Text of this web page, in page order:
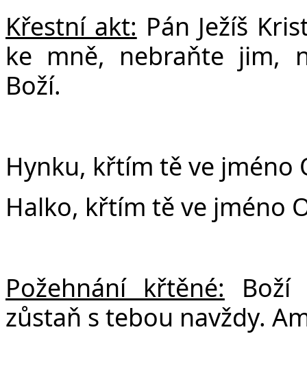
Křestní akt: Pán Ježíš
ke mně, nebraňte jim,
Boží.
Hynku, křtím tě ve jméno
Halko, křtím tě ve jméno
Požehnání křtěné: Boží
zůstaň s tebou navždy.